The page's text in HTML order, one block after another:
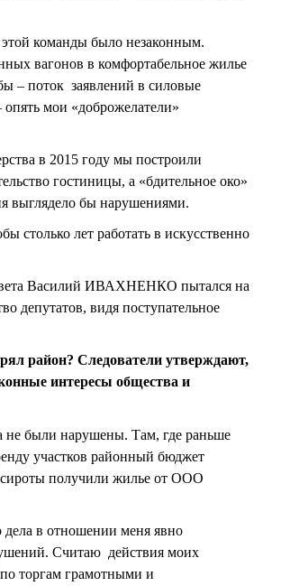
этой команды было незаконным.
вагонов в комфортабельное жилье
– поток заявлений в силовые
мои «доброжелатели»
в 2015 году мы построили
гостиницы, а «бдительное око»
выглядело бы нарушениями.
столько лет работать в искусственно
Василий ИВАХНЕНКО пытался на
депутатов, видя поступательное
район? Следователи утверждают,
интересы общества и
не были нарушены. Там, где раньше
участков районный бюджет
получили жилье от ООО
дела в отношении меня явно
Считаю действия моих
торгам грамотными и